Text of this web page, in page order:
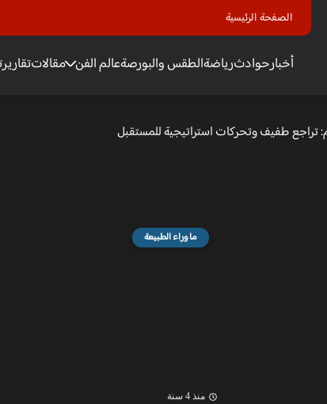
الصفحة الرئيسية
أخبارحوادثرياضةالطقس والبورصةعالم الفن مقالاتتقارير
تراجع طفيف وتحركات استراتيجية للمستقبل
ما وراء الطبيعة
منذ 4 سنة